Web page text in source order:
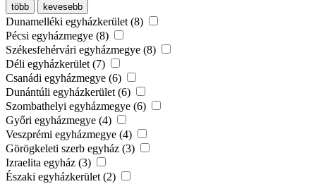
több kevesebb
Dunamelléki egyházkerület (8)
Pécsi egyházmegye (8)
Székesfehérvári egyházmegye (8)
Déli egyházkerület (7)
Csanádi egyházmegye (6)
Dunántúli egyházkerület (6)
Szombathelyi egyházmegye (6)
Győri egyházmegye (4)
Veszprémi egyházmegye (4)
Görögkeleti szerb egyház (3)
Izraelita egyház (3)
Északi egyházkerület (2)